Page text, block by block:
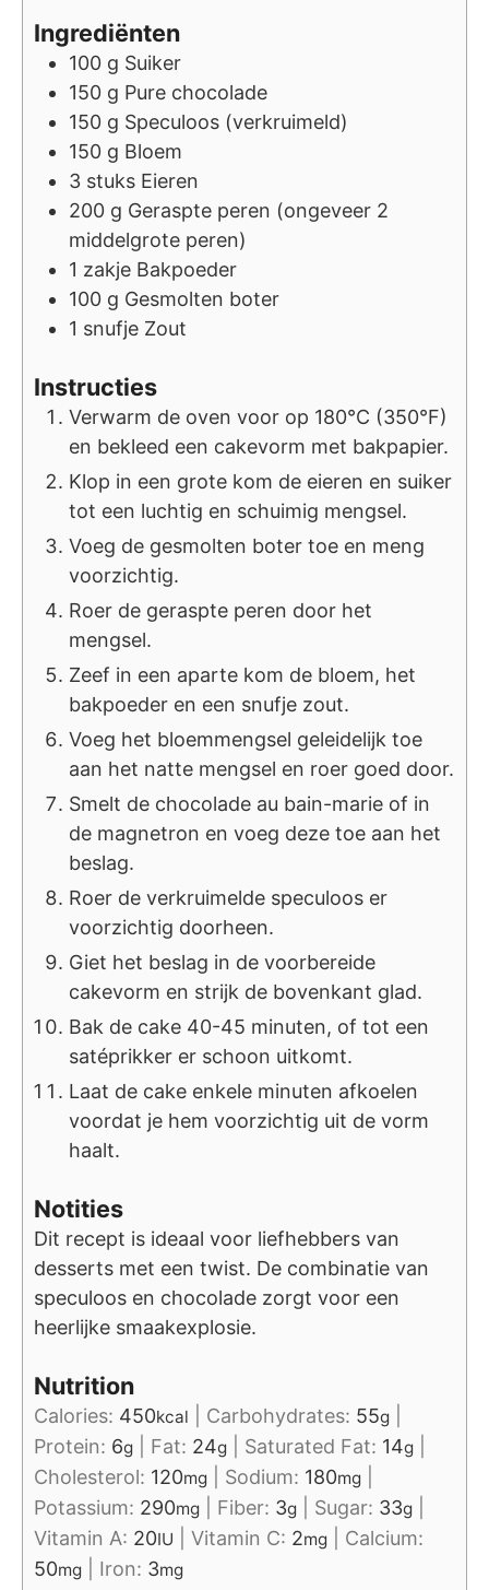
Ingrediënten
100 g Suiker
150 g Pure chocolade
150 g Speculoos (verkruimeld)
150 g Bloem
3 stuks Eieren
200 g Geraspte peren (ongeveer 2
middelgrote peren)
1 zakje Bakpoeder
100 g Gesmolten boter
1 snufje Zout
Instructies
Verwarm de oven voor op 180°C (350°F)
en bekleed een cakevorm met bakpapier.
Klop in een grote kom de eieren en suiker
tot een luchtig en schuimig mengsel.
Voeg de gesmolten boter toe en meng
voorzichtig.
Roer de geraspte peren door het
mengsel.
Zeef in een aparte kom de bloem, het
bakpoeder en een snufje zout.
Voeg het bloemmengsel geleidelijk toe
aan het natte mengsel en roer goed door.
Smelt de chocolade au bain-marie of in
de magnetron en voeg deze toe aan het
beslag.
Roer de verkruimelde speculoos er
voorzichtig doorheen.
Giet het beslag in de voorbereide
cakevorm en strijk de bovenkant glad.
Bak de cake 40-45 minuten, of tot een
satéprikker er schoon uitkomt.
Laat de cake enkele minuten afkoelen
voordat je hem voorzichtig uit de vorm
haalt.
Notities
Dit recept is ideaal voor liefhebbers van
desserts met een twist. De combinatie van
speculoos en chocolade zorgt voor een
heerlijke smaakexplosie.
Nutrition
Calories: 450kcal Carbohydrates: 55g
Protein: 6g Fat: 24g Saturated Fat: 14g
Cholesterol: 120mg Sodium: 180mg
Potassium: 290mg Fiber: 3g Sugar: 33g
Vitamin A: 20IU Vitamin C: 2mg
Calcium:
50mg Iron: 3mg